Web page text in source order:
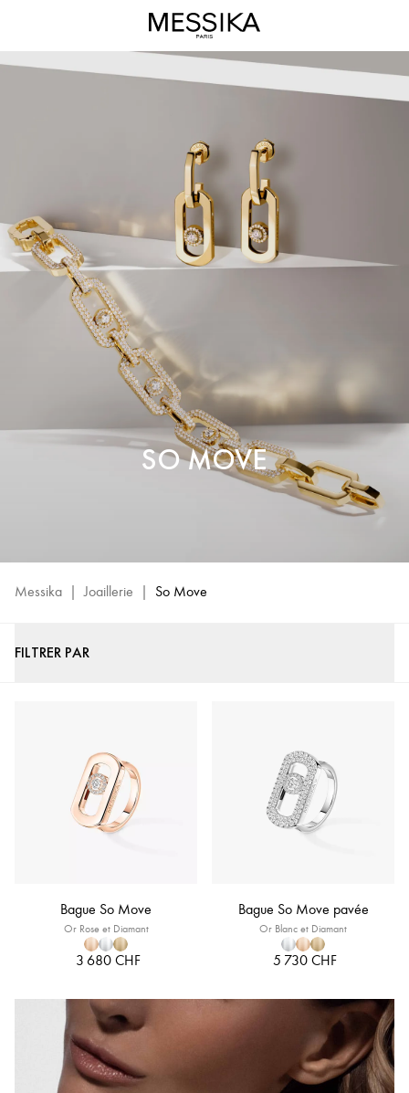
Joaillerie
SO MOVE
Messika | Joaillerie | So Move
FILTRER PAR
Bague So Move
Or Rose et Diamant
3 680 CHF
Bague So Move pavée
Or Blanc et Diamant
5 730 CHF